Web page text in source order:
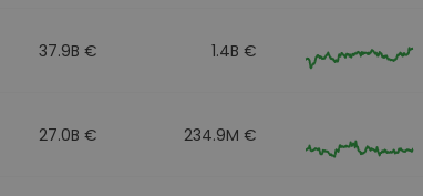
37.9B € 1.4B €
27.0B € 234.9M €